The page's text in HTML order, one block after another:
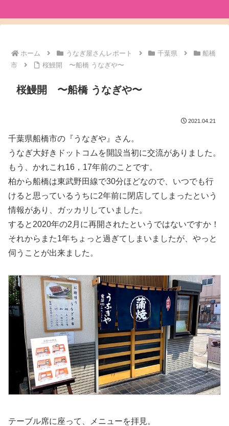
ホーム うなぎ屋さんレポート 千葉県
船橋
市
桜鰻開 〜船橋 うなぎや〜
桜鰻開 〜船橋 うなぎや〜
2021.04.21
千葉県船橋市の『うなぎや』さん。
うなぎ大好きドットコムを開設当初に交流がありました。
もう、かれこれ16，17年前のことです。
柏から船橋は東武野田線で30分ほどなので、いつでも行
けると思っているうちに2年前に閉店してしまったという
情報があり、ガッカリしていました。
すると2020年の2月に再開されたというではないですか！
それからまた1年ちょっと過ぎてしまいましたが、やっと
伺うことが出来ました。
テーブル席に座って、メニューを拝見。